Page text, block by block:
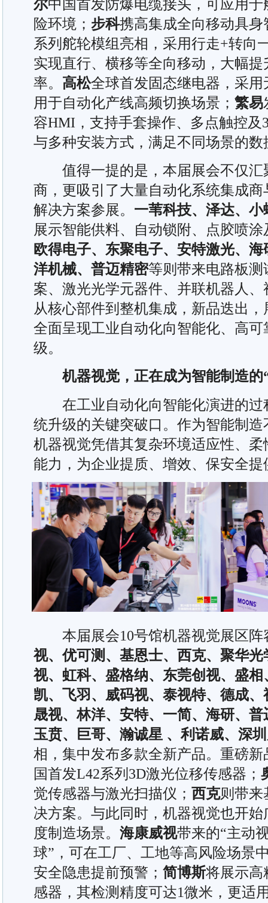
尔中国首发防爆电缆接头，可应用
险环境； 步科携高集成全向移动具
系列舵轮模组亮相，采用行走+转向
实现直行、横移等全向移动，大幅
率。 高松全球首发固态继电器，采
用于自动化产线高频切换场景； 繁易
容HMI，支持手套操作、多点触控及
与多种安装方式，满足不同场景的
值得一提的是，本届展会不仅汇
商，更吸引了大量自动化系统集成
解决方案参展。 一苇科技、泽达、
展示智能供料、自动锁附、点胶喷
欧得电子、东聚电子、安特激光、
洋机械、普迈精密等则带来电路板
案、激光光学元器件、并联机器人
从核心部件到整机集成，新品迭出
全面呈现工业自动化向智能化、高
级。
机器视觉，正在成为智能制造的
在工业自动化向智能化演进的过
统升级的关键突破口。作为智能制造
机器视觉凭借其复杂环境适应性、
能力，为企业提质、增效、保安全
本届展会10号馆机器视觉展区阵
视、优可测、基恩士、西克、聚华
视、虹科、盛格纳、东莞创视、盛
凯、飞羽、威码视、泰视特、德成
晟视、林洋、安特、一简、海研、
玉贲、巨哥、瀚诚星 、利诺威、深
相，集中发布多款全新产品。重磅新
国首发L42系列3D激光位移传感器；
觉传感器与激光扫描仪； 西克则带来
决方案。与此同时，机器视觉也开
度制造场景。 海康威视带来的“主动
球”，可在工厂、工地等高风险场景
安全隐患提前预警； 简博斯将展示高
感器，其检测精度可达1微米，更适